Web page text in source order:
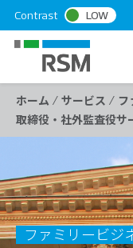
k
t
t
e
n
t
Contrast LOW
ホーム / サービス / フ
取締役・社外監査役サ
ファミリービジ